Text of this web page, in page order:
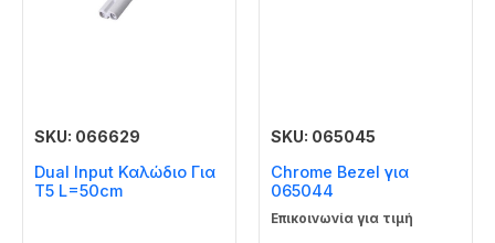
SKU: 066629
Dual Input Καλώδιο Για
T5 L=50cm
SKU: 065045
Chrome Bezel για
065044
Επικοινωνία για τιμή